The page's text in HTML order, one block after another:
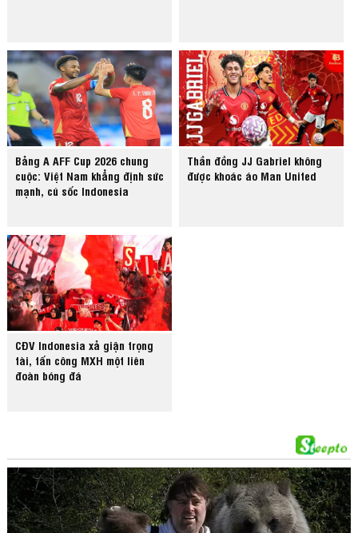
Bảng A AFF Cup 2026 chung
cuộc: Việt Nam khẳng định sức
mạnh, cú sốc Indonesia
Thần đồng JJ Gabriel không
được khoác áo Man United
CĐV Indonesia xả giận trọng
tài, tấn công MXH một liên
đoàn bóng đá